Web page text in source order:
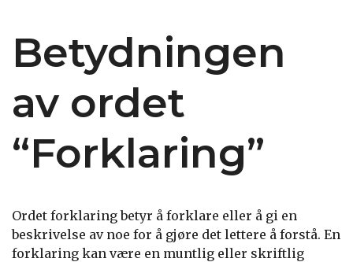
Betydningen
av ordet
“Forklaring”
Ordet forklaring betyr å forklare eller å gi en
beskrivelse av noe for å gjøre det lettere å forstå. En
forklaring kan være en muntlig eller skriftlig